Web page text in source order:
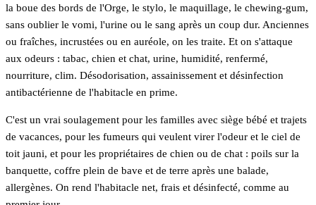
la boue des bords de l'Orge, le stylo, le maquillage, le chewing-gum,
sans oublier le vomi, l'urine ou le sang après un coup dur. Anciennes
ou fraîches, incrustées ou en auréole, on les traite. Et on s'attaque
aux odeurs : tabac, chien et chat, urine, humidité, renfermé,
nourriture, clim. Désodorisation, assainissement et désinfection
antibactérienne de l'habitacle en prime.
C'est un vrai soulagement pour les familles avec siège bébé et trajets
de vacances, pour les fumeurs qui veulent virer l'odeur et le ciel de
toit jauni, et pour les propriétaires de chien ou de chat : poils sur la
banquette, coffre plein de bave et de terre après une balade,
allergènes. On rend l'habitacle net, frais et désinfecté, comme au